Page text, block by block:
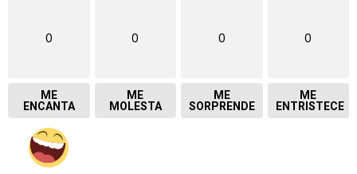
0
ME
ENCANTA
0
ME
MOLESTA
0
ME
SORPRENDE
0
ME
ENTRISTECE